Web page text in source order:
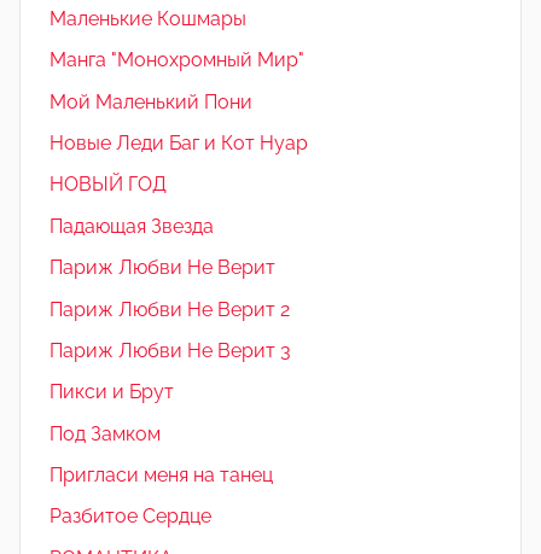
Маленькие Кошмары
Манга "Монохромный Мир"
Мой Маленький Пони
Новые Леди Баг и Кот Нуар
НОВЫЙ ГОД
Падающая Звезда
Париж Любви Не Верит
Париж Любви Не Верит 2
Париж Любви Не Верит 3
Пикси и Брут
Под Замком
Пригласи меня на танец
Разбитое Сердце